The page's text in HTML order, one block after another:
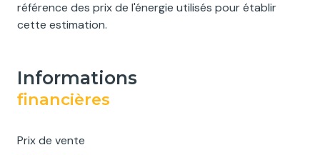
référence des prix de l'énergie utilisés pour établir
cette estimation.
informations
financières
Prix de vente